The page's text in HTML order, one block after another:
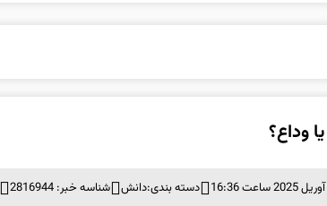
وداع؟
دسته بندی:دانش شناسه خبر: 2816944